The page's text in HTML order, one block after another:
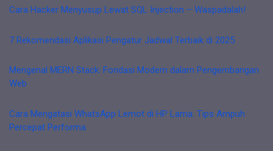
Cara Hacker Menyusup Lewat SQL Injection – Waspadalah!
7 Rekomendasi Aplikasi Pengatur Jadwal Terbaik di 2025
Mengenal MERN Stack: Fondasi Modern dalam Pengembangan
Web
Cara Mengatasi WhatsApp Lemot di HP Lama: Tips Ampuh
Percepat Performa